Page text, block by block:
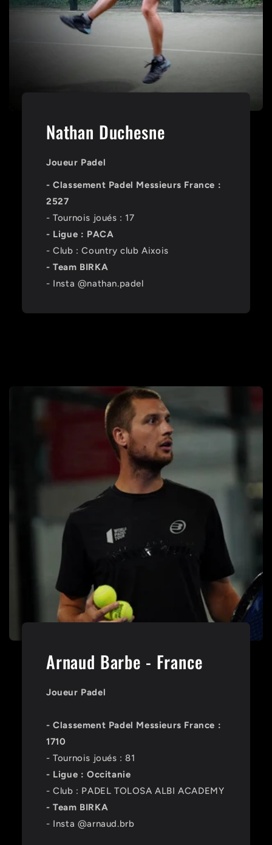
Nathan Duchesne
Joueur Padel
- Classement Padel Messieurs France :
2527
- Tournois joués : 17
- Ligue : PACA
- Club : Country club Aixois
- Team BIRKA
- Insta @nathan.padel
Arnaud Barbe - France
Joueur Padel
- Classement Padel Messieurs France :
1710
- Tournois joués : 81
- Ligue : Occitanie
- Club : PADEL TOLOSA ALBI ACADEMY
- Team BIRKA
- Insta @arnaud.brb